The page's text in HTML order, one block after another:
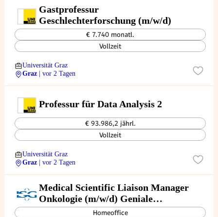
Gastprofessur
Geschlechterforschung (m/w/d)
€ 7.740 monatl.
Vollzeit
Universität Graz
Graz
| vor 2 Tagen
Professur für Data Analysis 2
€ 93.986,2 jährl.
Vollzeit
Universität Graz
Graz
| vor 2 Tagen
Medical Scientific Liaison Manager
Onkologie (m/w/d) Geniale
EinstiegschanceHomeoffice